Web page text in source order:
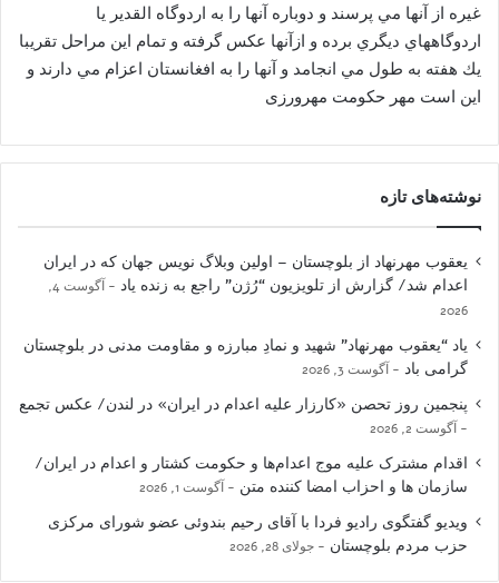
غيره از آنها مي پرسند و دوباره آنها را به اردوگاه القدير يا
اردوگاههاي ديگري برده و ازآنها عكس گرفته و تمام اين مراحل تقريبا
يك هفته به طول مي انجامد و آنها را به افغانستان اعزام مي دارند و
این است مهر حکومت مهرورزی
نوشته‌های تازه
یعقوب مهرنهاد از بلوچستان – اولین وبلاگ نویس جهان که در ایران
اعدام شد/ گزارش از تلویزیون “رُژن” راجع به زنده یاد
آگوست 4,
2026
یاد “یعقوب مهرنهاد” شهید و نمادِ مبارزه و مقاومت مدنی در بلوچستان
گرامی باد
آگوست 3, 2026
پنجمین روز تحصن «کارزار علیه اعدام در ایران» در لندن/ عکس تجمع
آگوست 2, 2026
اقدام مشترک علیه موج اعدام‌ها و حکومت کشتار و اعدام در ایران/
سازمان ها و احزاب امضا کننده متن
آگوست 1, 2026
ویدیو گفتگوی رادیو فردا با آقای رحیم بندوئی عضو شورای مرکزی
حزب مردم بلوچستان
جولای 28, 2026